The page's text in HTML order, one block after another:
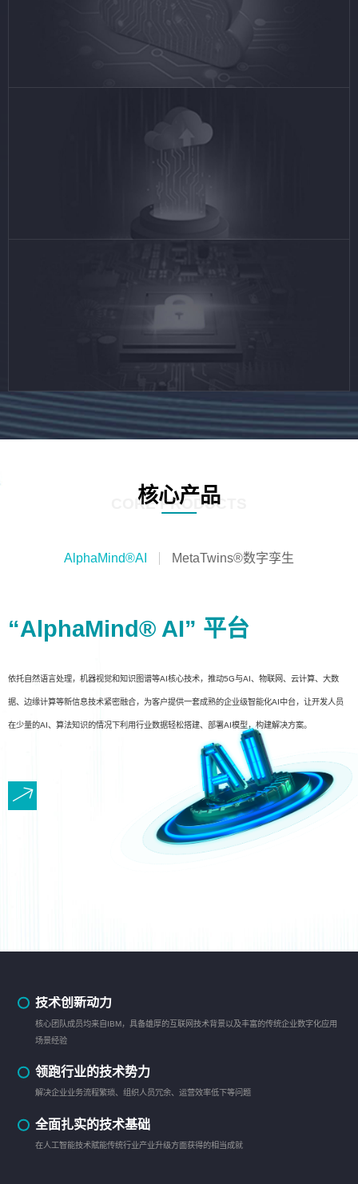
核心产品
CORE PRODUCTS
AlphaMind®AI MetaTwins®数字孪生
“AlphaMind® AI” 平台
依托自然语言处理，机器视觉和知识图谱等AI核心技术，推动5G与AI、物联网、云计算、大数
据、边缘计算等新信息技术紧密融合，为客户提供一套成熟的企业级智能化AI中台，让开发人员
在少量的AI、算法知识的情况下利用行业数据轻松搭建、部署AI模型，构建解决方案。
技术创新动力
核心团队成员均来自IBM，具备雄厚的互联网技术背景以及丰富的传统企业数字化应用
场景经验
领跑行业的技术势力
解决企业业务流程繁琐、组织人员冗余、运营效率低下等问题
全面扎实的技术基础
在人工智能技术赋能传统行业产业升级方面获得的相当成就